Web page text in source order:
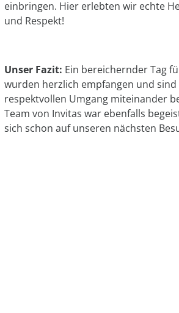
einbringen. Hier erlebten wir echte
und Respekt!
Unser Fazit: Ein bereichernder Tag
wurden herzlich empfangen und sind
respektvollen Umgang miteinander
Team von Invitas war ebenfalls
sich schon auf unseren nächsten